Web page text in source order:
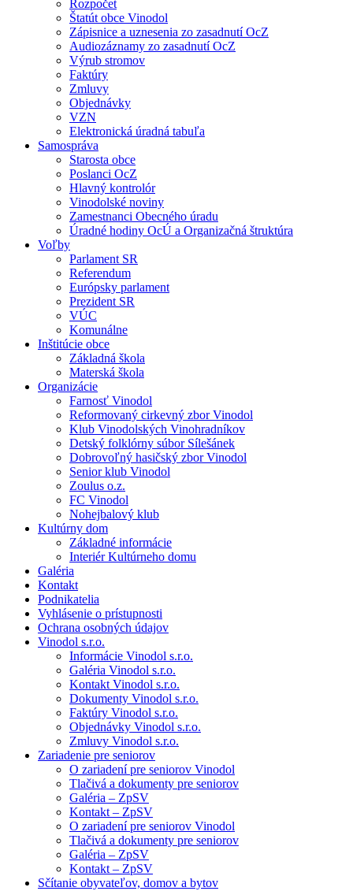
Rozpočet
Štatút obce Vinodol
Zápisnice a uznesenia zo zasadnutí OcZ
Audiozáznamy zo zasadnutí OcZ
Výrub stromov
Faktúry
Zmluvy
Objednávky
VZN
Elektronická úradná tabuľa
Samospráva
Starosta obce
Poslanci OcZ
Hlavný kontrolór
Vinodolské noviny
Zamestnanci Obecného úradu
Úradné hodiny OcÚ a Organizačná štruktúra
Voľby
Parlament SR
Referendum
Európsky parlament
Prezident SR
VÚC
Komunálne
Inštitúcie obce
Základná škola
Materská škola
Organizácie
Farnosť Vinodol
Reformovaný cirkevný zbor Vinodol
Klub Vinodolských Vinohradníkov
Detský folklórny súbor Sílešánek
Dobrovoľný hasičský zbor Vinodol
Senior klub Vinodol
Zoulus o.z.
FC Vinodol
Nohejbalový klub
Kultúrny dom
Základné informácie
Interiér Kultúrneho domu
Galéria
Kontakt
Podnikatelia
Vyhlásenie o prístupnosti
Ochrana osobných údajov
Vinodol s.r.o.
Informácie Vinodol s.r.o.
Galéria Vinodol s.r.o.
Kontakt Vinodol s.r.o.
Dokumenty Vinodol s.r.o.
Faktúry Vinodol s.r.o.
Objednávky Vinodol s.r.o.
Zmluvy Vinodol s.r.o.
Zariadenie pre seniorov
O zariadení pre seniorov Vinodol
Tlačivá a dokumenty pre seniorov
Galéria – ZpSV
Kontakt – ZpSV
O zariadení pre seniorov Vinodol
Tlačivá a dokumenty pre seniorov
Galéria – ZpSV
Kontakt – ZpSV
Sčítanie obyvateľov, domov a bytov